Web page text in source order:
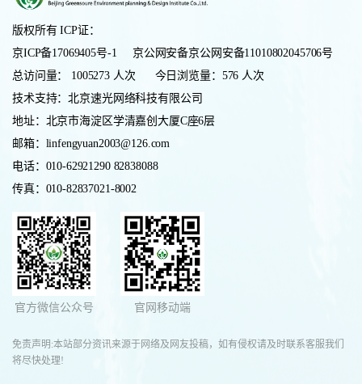
版权所有 ICP证：
京ICP备17069405号-1 京公网安备京公网安备11010802045706号
总访问量： 1005273 人次
今日浏览量：576 人次
技术支持：北京速光网络科技有限公司
地址：北京市海淀区学清嘉创大厦C座6层
邮箱：linfengyuan2003@126.com
电话：010-62921290 82838088
传真：010-82837021-8002
官方微信公众号 官网移动端
免责声明:本站部分资讯来源于网络及网友投稿，如有侵权请及时联系客服我们
将尽快处理!